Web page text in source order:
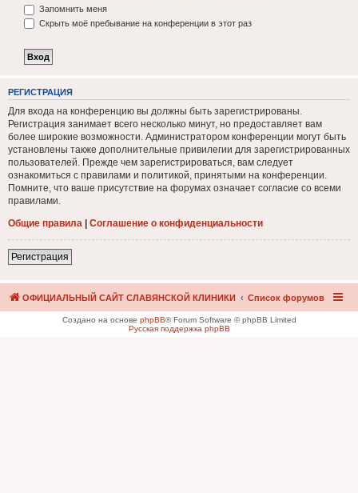
Запомнить меня
Скрыть моё пребывание на конференции в этот раз
РЕГИСТРАЦИЯ
Для входа на конференцию вы должны быть зарегистрированы.
Регистрация занимает всего несколько минут, но предоставляет вам
более широкие возможности. Администратором конференции могут быть
установлены также дополнительные привилегии для зарегистрированных
пользователей. Прежде чем зарегистрироваться, вам следует
ознакомиться с правилами и политикой, принятыми на конференции.
Помните, что ваше присутствие на форумах означает согласие со всеми
правилами.
Общие правила | Соглашение о конфиденциальности
Регистрация
ОФИЦИАЛЬНЫЙ САЙТ СЛАВЯНСКОЙ КЛИНИКИ Список форумов
Создано на основе phpBB® Forum Software © phpBB Limited
Русская поддержка phpBB